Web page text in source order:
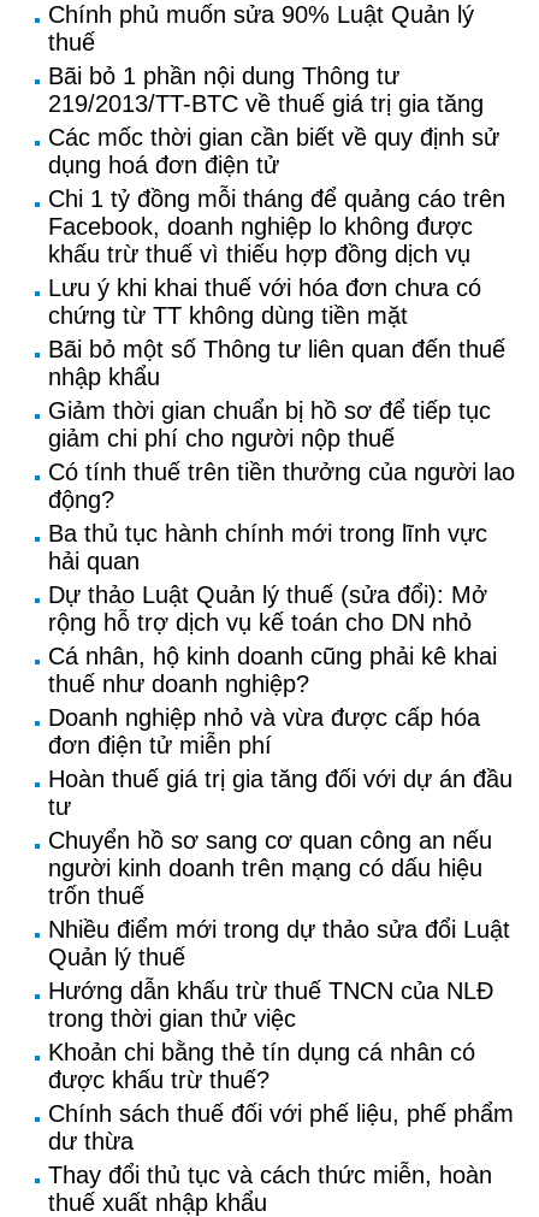
Chính phủ muốn sửa 90% Luật Quản lý
thuế
Bãi bỏ 1 phần nội dung Thông tư
219/2013/TT-BTC về thuế giá trị gia tăng
Các mốc thời gian cần biết về quy định sử
dụng hoá đơn điện tử
Chi 1 tỷ đồng mỗi tháng để quảng cáo trên
Facebook, doanh nghiệp lo không được
khấu trừ thuế vì thiếu hợp đồng dịch vụ
Lưu ý khi khai thuế với hóa đơn chưa có
chứng từ TT không dùng tiền mặt
Bãi bỏ một số Thông tư liên quan đến thuế
nhập khẩu
Giảm thời gian chuẩn bị hồ sơ để tiếp tục
giảm chi phí cho người nộp thuế
Có tính thuế trên tiền thưởng của người lao
động?
Ba thủ tục hành chính mới trong lĩnh vực
hải quan
Dự thảo Luật Quản lý thuế (sửa đổi): Mở
rộng hỗ trợ dịch vụ kế toán cho DN nhỏ
Cá nhân, hộ kinh doanh cũng phải kê khai
thuế như doanh nghiệp?
Doanh nghiệp nhỏ và vừa được cấp hóa
đơn điện tử miễn phí
Hoàn thuế giá trị gia tăng đối với dự án đầu
tư
Chuyển hồ sơ sang cơ quan công an nếu
người kinh doanh trên mạng có dấu hiệu
trốn thuế
Nhiều điểm mới trong dự thảo sửa đổi Luật
Quản lý thuế
Hướng dẫn khấu trừ thuế TNCN của NLĐ
trong thời gian thử việc
Khoản chi bằng thẻ tín dụng cá nhân có
được khấu trừ thuế?
Chính sách thuế đối với phế liệu, phế phẩm
dư thừa
Thay đổi thủ tục và cách thức miễn, hoàn
thuế xuất nhập khẩu